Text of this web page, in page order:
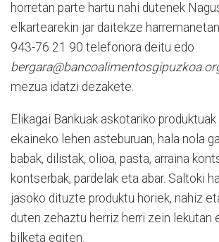
horretan parte hartu nahi dutenek
elkartearekin jar daitekze
943-76 21 90 telefonora deitu edo
mezua idatzi dezakete.
Elikagai Bankuak askotariko
ekaineko lehen asteburuan, hala nola
babak, dilistak, olioa, pasta, arraina
kontserbak, pardelak eta abar. Saltoki
jasoko dituzte produktu horiek, nahiz
duten zehaztu herriz herri zein lekutan
bilketa egiten.